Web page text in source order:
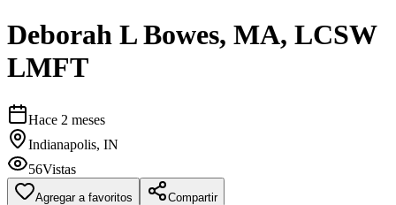
Deborah L Bowes, MA, LCSW
LMFT
Hace 2 meses
Indianapolis, IN
56Vistas
Agregar a favoritos Compartir